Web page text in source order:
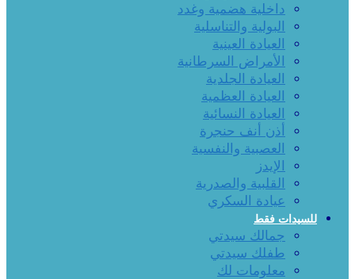
داخلية هضمية وغدد
البولية والتناسلية
العيادة العينية
الأمراض السرطانية
العيادة الجلدية
العيادة العظمية
العيادة النسائية
أذن أنف حنجرة
العصبية والنفسية
الإيدز
القلبية والصدرية
عيادة السكري
للسيدات فقط
جمالك سيدتي
طفلك سيدتي
معلومات لك